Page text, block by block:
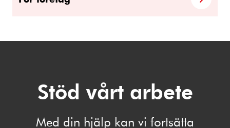
Stöd vårt arbete
Med din hjälp kan vi fortsätta